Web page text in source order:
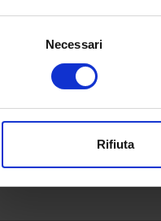
Con il tuo consenso,
raccogliere
digitali).
modificare o ritirare il tuo
Necessari
Rifiuta